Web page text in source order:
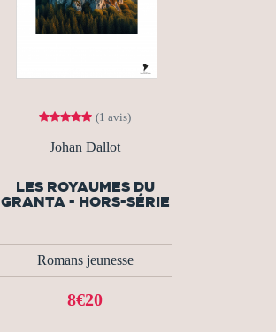
(1 avis)
Johan Dallot
LES ROYAUMES DU
GRANTA - HORS-SÉRIE
Romans jeunesse
8€20